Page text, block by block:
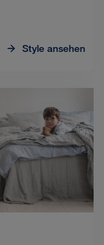
Style ansehen